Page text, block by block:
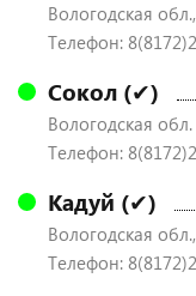
Вологодская
Телефон:
Сокол (✔)
Вологодская
Телефон:
Кадуй (✔)
Вологодская
Телефон: